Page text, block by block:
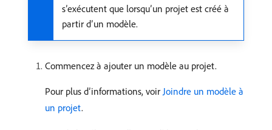
s’exécutent que lorsqu’un projet est créé à
partir d’un modèle.
Commencez à ajouter un modèle au projet.
Pour plus d’informations, voir Joindre un modèle à
un projet.